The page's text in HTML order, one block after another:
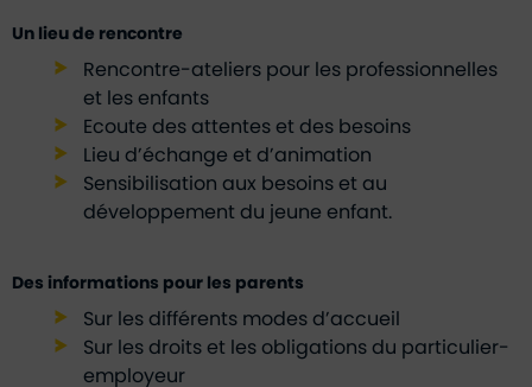
Un lieu de rencontre
Rencontre-ateliers pour les professionnelles
et les enfants
Ecoute des attentes et des besoins
Lieu d’échange et d’animation
Sensibilisation aux besoins et au
développement du jeune enfant.
Des informations pour les parents
Sur les différents modes d’accueil
Sur les droits et les obligations du particulier-
employeur